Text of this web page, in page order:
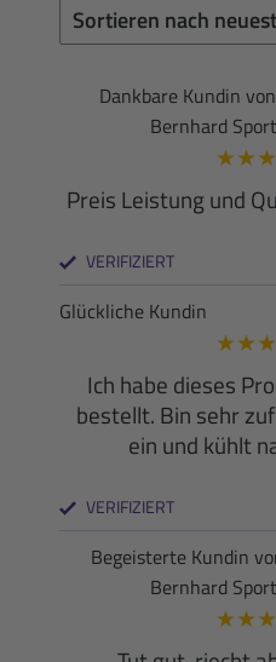
Dankbare Kundin
Bernhard Sport
★★★
Preis Leistung und
VERIFIZIERT
Glückliche Kundin
★★★
Ich habe dieses
bestellt. Bin sehr
ein und kühlt
VERIFIZIERT
Begeisterte Kundin
Bernhard Sport
★★★